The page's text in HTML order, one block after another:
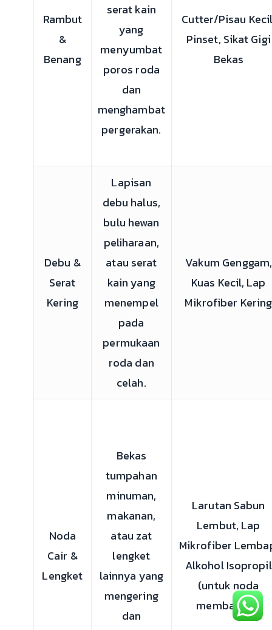
Rambut
&
Benang
serat kain
yang
menyumbat
poros roda
dan
menghambat
pergerakan.
Cutter/Pisau
Pinset, Sikat Gigi
Bekas
Debu &
Serat
Kering
Lapisan
debu halus,
bulu hewan
peliharaan,
atau serat
kain yang
menempel
pada
permukaan
roda dan
celah.
Vakum Genggam,
Kuas Kecil, Lap
Mikrofiber Kering
Noda
Cair &
Lengket
Bekas
tumpahan
minuman,
makanan,
atau zat
lengket
lainnya yang
mengering
dan
Larutan Sabun
Lembut, Lap
Mikrofiber
Alkohol Isopropil
(untuk noda
membandel)